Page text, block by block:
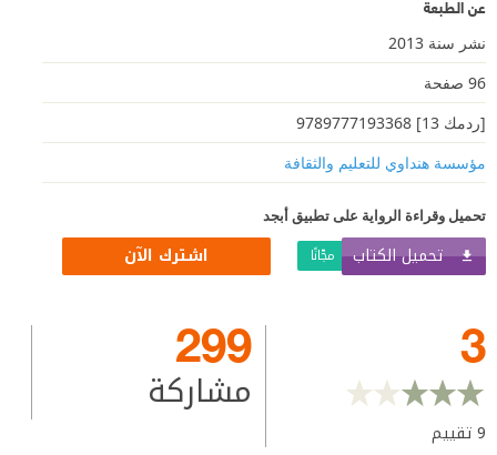
عن الطبعة
نشر سنة 2013
96 صفحة
[ردمك 13] 9789777193368
مؤسسة هنداوي للتعليم والثقافة
تحميل وقراءة الرواية على تطبيق أبجد
تحميل الكتاب مجّانًا اشترك الآن
3
9تقييم
299
مشاركة